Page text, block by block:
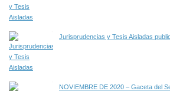
Jurisprudencias y Tesis Aisladas
NOVIEMBRE DE 2020 – Gaceta del